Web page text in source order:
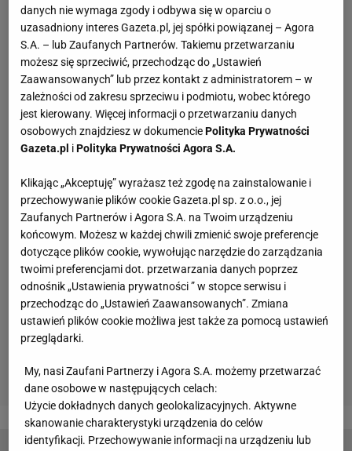
danych nie wymaga zgody i odbywa się w oparciu o
uzasadniony interes Gazeta.pl, jej spółki powiązanej – Agora
S.A. – lub Zaufanych Partnerów. Takiemu przetwarzaniu
możesz się sprzeciwić, przechodząc do „Ustawień
Zaawansowanych” lub przez kontakt z administratorem – w
zależności od zakresu sprzeciwu i podmiotu, wobec którego
jest kierowany. Więcej informacji o przetwarzaniu danych
osobowych znajdziesz w dokumenciePolityka Prywatności
Gazeta.pl iPolityka Prywatności Agora S.A.
Klikając „Akceptuję” wyrażasz też zgodę na zainstalowanie i
przechowywanie plików cookie Gazeta.pl sp. z o.o., jej
Zaufanych Partnerów i Agora S.A. na Twoim urządzeniu
końcowym. Możesz w każdej chwili zmienić swoje preferencje
dotyczące plików cookie, wywołując narzędzie do zarządzania
twoimi preferencjami dot. przetwarzania danych poprzez
odnośnik „Ustawienia prywatności ” w stopce serwisu i
przechodząc do „Ustawień Zaawansowanych”. Zmiana
ustawień plików cookie możliwa jest także za pomocą ustawień
przeglądarki.
My, nasi Zaufani Partnerzy i Agora S.A. możemy przetwarzać
dane osobowe w następujących celach:
Użycie dokładnych danych geolokalizacyjnych. Aktywne
skanowanie charakterystyki urządzenia do celów
identyfikacji. Przechowywanie informacji na urządzeniu lub